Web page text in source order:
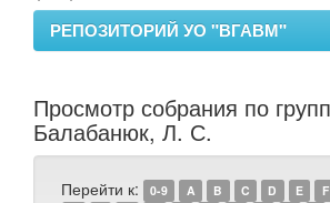
РЕПОЗИТОРИЙ УО "ВГАВМ"
Просмотр собрания по
Балабанюк, Л. С.
Перейти к: 0-9 A B C D E F